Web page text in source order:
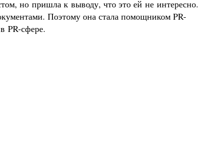
но пришла к выводу, что это ей не интересно.
Поэтому она стала помощником PR-
PR-сфере.